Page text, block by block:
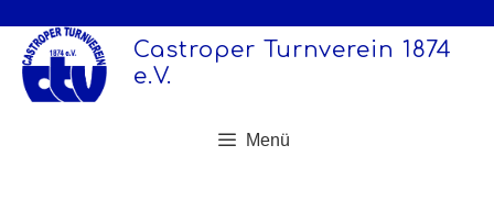
Inhalt
springen
Castroper Turnverein 1874
e.V.
Menü